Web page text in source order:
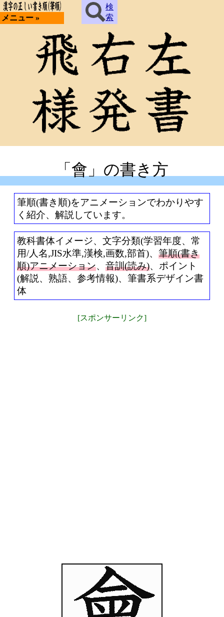
メニュー »
検
索
「會」の書き方
筆順(書き順)をアニメーションでわかりやす
く紹介、解説しています。
教科書体イメージ、文字分類(学習年度、常
用/人名,JIS水準,漢検,画数,部首)、 筆順(書き
順)アニメーション、 音訓(読み)、ポイント
(解説、熟語、参考情報)、筆書系デザイン書
体
[スポンサーリンク]